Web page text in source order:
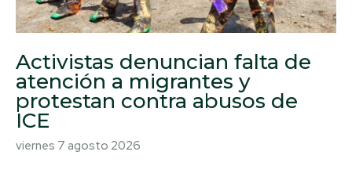
Activistas denuncian falta de
atención a migrantes y
protestan contra abusos de
ICE
viernes 7 agosto 2026